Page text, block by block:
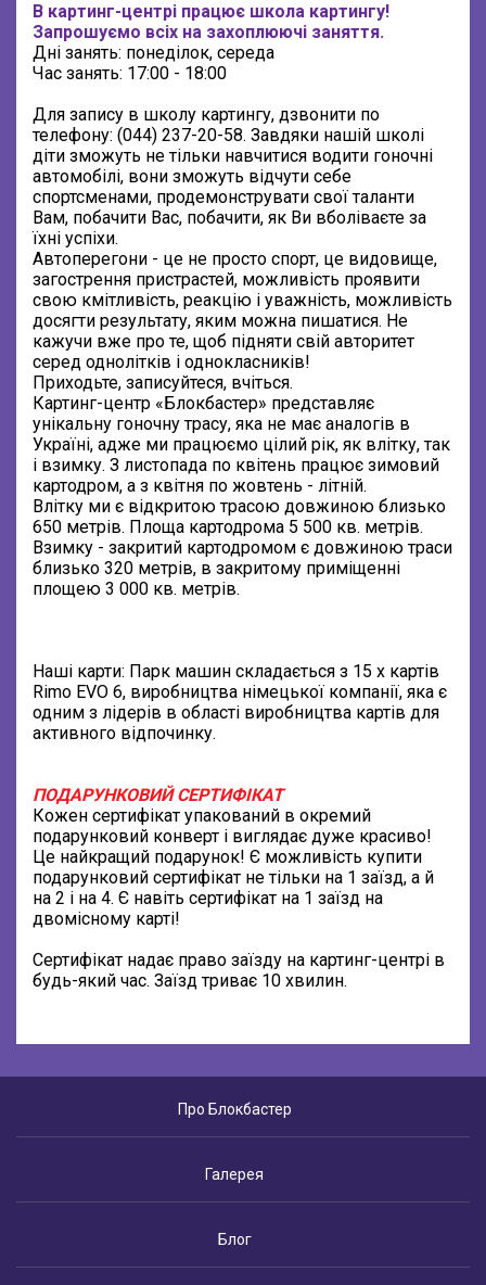
В картинг-центрі працює школа картингу!
Запрошуємо всіх на захоплюючі заняття.
Дні занять: понеділок, середа
Час занять: 17:00 - 18:00
Для запису в школу картингу, дзвонити по
телефону: (044) 237-20-58. Завдяки нашій школі
діти зможуть не тільки навчитися водити гоночні
автомобілі, вони зможуть відчути себе
спортсменами, продемонструвати свої таланти
Вам, побачити Вас, побачити, як Ви вболіваєте за
їхні успіхи.
Автоперегони - це не просто спорт, це видовище,
загострення пристрастей, можливість проявити
свою кмітливість, реакцію і уважність, можливість
досягти результату, яким можна пишатися. Не
кажучи вже про те, щоб підняти свій авторитет
серед однолітків і однокласників!
Приходьте, записуйтеся, вчіться.
Картинг-центр «Блокбастер» представляє
унікальну гоночну трасу, яка не має аналогів в
Україні, адже ми працюємо цілий рік, як влітку, так
і взимку. З листопада по квітень працює зимовий
картодром, а з квітня по жовтень - літній.
Влітку ми є відкритою трасою довжиною близько
650 метрів. Площа картодрома 5 500 кв. метрів.
Взимку - закритий картодромом є довжиною траси
близько 320 метрів, в закритому приміщенні
площею 3 000 кв. метрів.
Наші карти: Парк машин складається з 15 х картів
Rimo EVO 6, виробництва німецької компанії, яка є
одним з лідерів в області виробництва картів для
активного відпочинку.
ПОДАРУНКОВИЙ СЕРТИФІКАТ
Кожен сертифікат упакований в окремий
подарунковий конверт і виглядає дуже красиво!
Це найкращий подарунок! Є можливість купити
подарунковий сертифікат не тільки на 1 заїзд, а й
на 2 і на 4. Є навіть сертифікат на 1 заїзд на
двомісному карті!
Сертифікат надає право заїзду на картинг-центрі в
будь-який час. Заїзд триває 10 хвилин.
Про Блокбастер
Галерея
Блог